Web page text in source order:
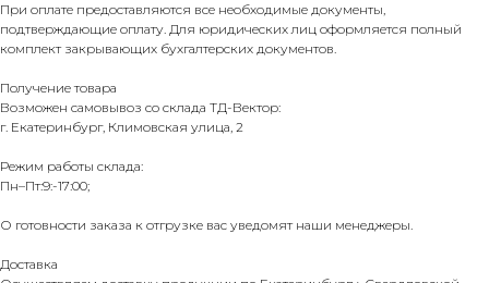
При оплате предоставляются все необходимые документы,
подтверждающие оплату. Для юридических лиц оформляется полный
комплект закрывающих бухгалтерских документов.
Получение товара
Возможен самовывоз со склада ТД-Вектор:
г. Екатеринбург, Климовская улица, 2
Режим работы склада:
Пн–Пт:9:-17:00;
О готовности заказа к отгрузке вас уведомят наши менеджеры.
Доставка